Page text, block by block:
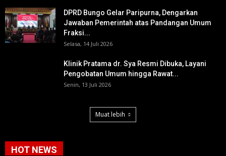
DPRD Bungo Gelar Paripurna, Dengarkan
Jawaban Pemerintah atas Pandangan Umum
Fraksi...
Selasa, 14 Juli 2026
Klinik Pratama dr. Sya Resmi Dibuka, Layani
Pengobatan Umum hingga Rawat...
Senin, 13 Juli 2026
Muat lebih
HOT NEWS